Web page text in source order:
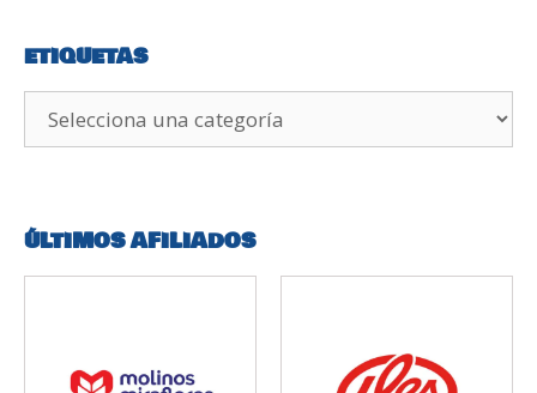
ETIQUETAS
ÚLTIMOS AFILIADOS